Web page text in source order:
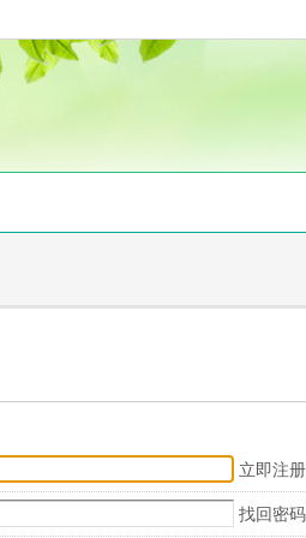
立即注册
找回密码